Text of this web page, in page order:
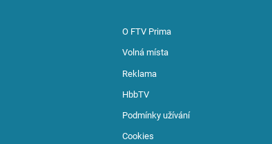
O FTV Prima
Volná místa
Reklama
HbbTV
Podmínky užívání
Cookies